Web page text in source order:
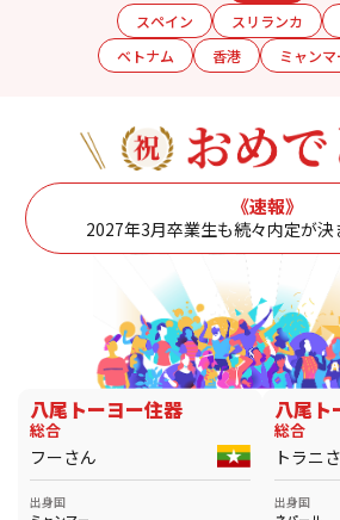
スペイン
スリランカ
ベトナム
香港 ミャンマ
《速報》
2027年3月卒業生も続々内定が決
八尾トーヨー住器
総合
フーさん
出身国
八尾ト
総合
トラニ
出身国